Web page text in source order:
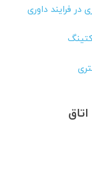
فرایند داوری